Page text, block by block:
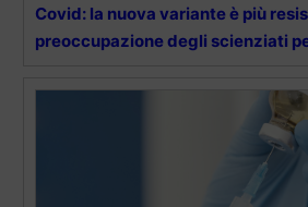
Covid: la nuova variante è più
preoccupazione degli scienziati